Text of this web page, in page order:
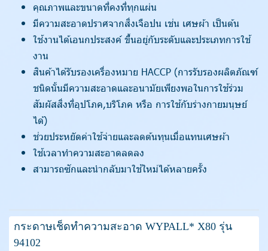
คุณภาพและขนาดที่คงที่ทุกแผ่น
มีความสะอาดปราศจากสิ่งเจือปน เช่น เศษผ้า เป็นต้น
ใช้งานได้เอนกประสงค์ ขึ้นอยู่กับระดับและประเภทการใช้
งาน
สินค้าได้รับรองเครื่องหมาย HACCP (การรับรองผลิตภัณฑ์
ชนิดนั้นมีความสะอาดและอนามัยเพียงพอในการใช้ร่วม
สัมผัสสิ่งที่อุปโภค,บริโภค หรือ การใช้กับร่างกายมนุษย์
ได้)
ช่วยประหยัดค่าใช้จ่ายและลดต้นทุนเมื่อแทนเศษผ้า
ใช้เวลาทำความสะอาดลดลง
สามารถซักและนำกลับมาใช้ใหม่ได้หลายครั้ง
กระดาษเช็ดทำความสะอาด WYPALL* X80 รุ่น
94102